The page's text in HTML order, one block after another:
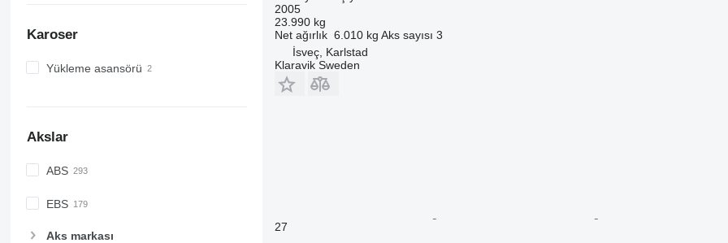
Karoser
Yükleme asansörü
Akslar
ABS
EBS
Aks markası
2005
23.990 kg
Net ağırlık 6.010 kg Aks sayısı 3
İsveç, Karlstad
Klaravik Sweden
27